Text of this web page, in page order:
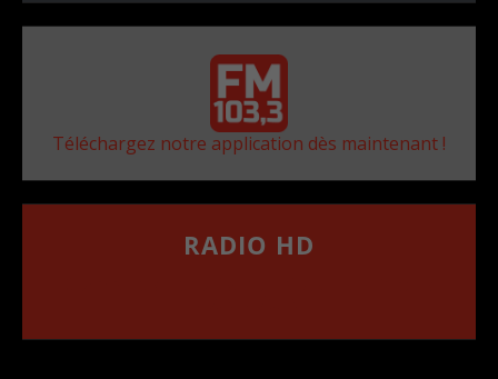
Téléchargez notre application dès maintenant !
RADIO HD